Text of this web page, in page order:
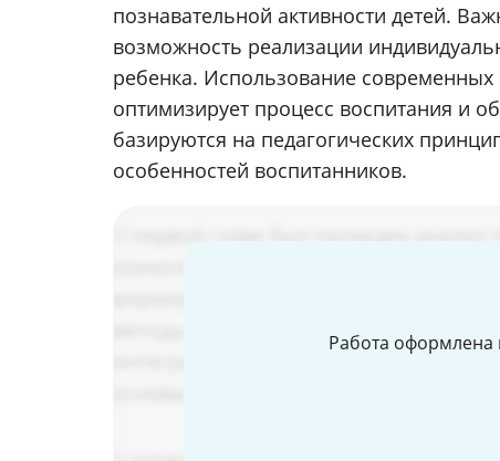
познавательной активности детей.
возможность реализации
ребенка. Использование
оптимизирует процесс воспитания и
базируются на педагогических
особенностей воспитанников.
Работа оформлена